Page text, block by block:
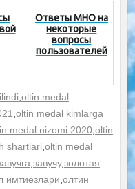
Ответы МНО на
некоторые
вопросы
пользователей
oltin medal
oltin medal kimlarga
medal nizomi 2020, oltin
shartlari oltin medal
завучу,золотая
имтиёзлари олтин